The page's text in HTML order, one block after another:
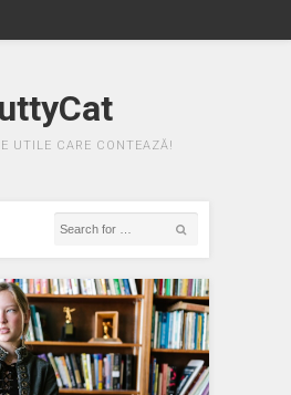
UTILE CARE CONTEAZĂ!